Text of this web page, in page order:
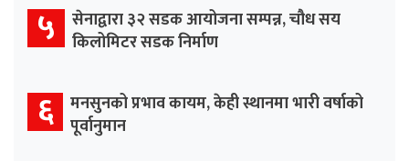
५
सेनाद्वारा ३२ सडक आयोजना सम्पन्न, चौध सय
किलोमिटर सडक निर्माण
६ मनसुनको प्रभाव कायम, केही स्थानमा भारी वर्षाको
पूर्वानुमान